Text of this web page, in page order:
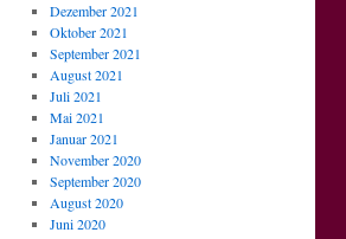
Dezember 2021
Oktober 2021
September 2021
August 2021
Juli 2021
Mai 2021
Januar 2021
November 2020
September 2020
August 2020
Juni 2020